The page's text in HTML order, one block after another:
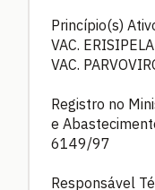
Princípio(s)
VAC. ERISIPELA
VAC.
Registro no
e
6149/97
Responsável